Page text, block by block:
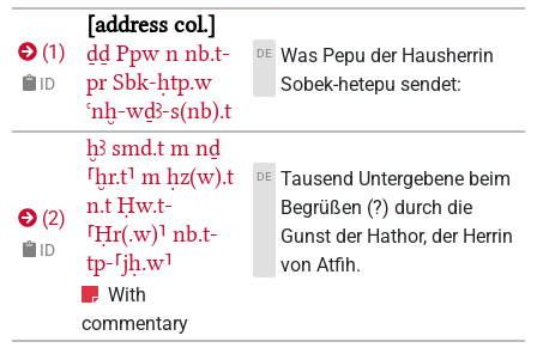
(1)
ID
address col.
ḏḏ Ppw n nb.t-
pr Sbk-ḥtp.w
ꜥnḫ-wḏꜣ-s(nb).t
DE Was Pepu der Hausherrin
Sobek-hetepu sendet:
(2)
ID
ḫꜣ smd.t m nḏ
⸢ḫr.t⸣ m ḥz(w).t
n.t Ḥw.t-
⸢Ḥr(.w)⸣ nb.t-
tp-⸢jḥ.w⸣
With
commentary
DE Tausend Untergebene beim
Begrüßen (?) durch die
Gunst der Hathor, der Herrin
von Atfih.